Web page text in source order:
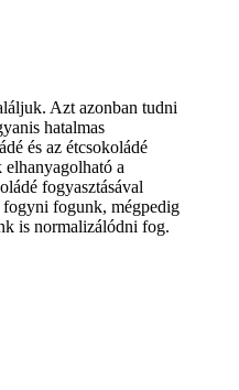
Azt azonban tudni
hatalmas
és az étcsokoládé
a
fogyasztásával
fogyni fogunk, mégpedig
is normalizálódni fog.